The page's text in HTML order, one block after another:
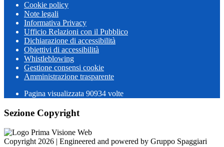
Cookie policy
Note legali
Informativa Privacy
Ufficio Relazioni con il Pubblico
Dichiarazione di accessibilità
Obiettivi di accessibilità
Whistleblowing
Gestione consensi cookie
Amministrazione trasparente
Pagina visualizzata 90934 volte
Sezione Copyright
Copyright 2026 | Engineered and powered by Gruppo Spaggiari